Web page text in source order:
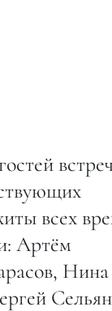
всех
Артём
Нина